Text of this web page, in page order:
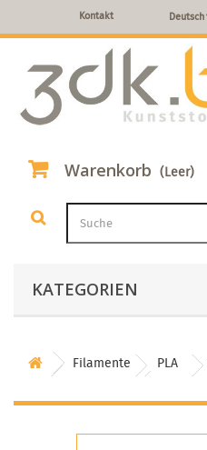
Deutsch
Kontakt
Warenkorb (Leer)
KATEGORIEN
Filamente PLA